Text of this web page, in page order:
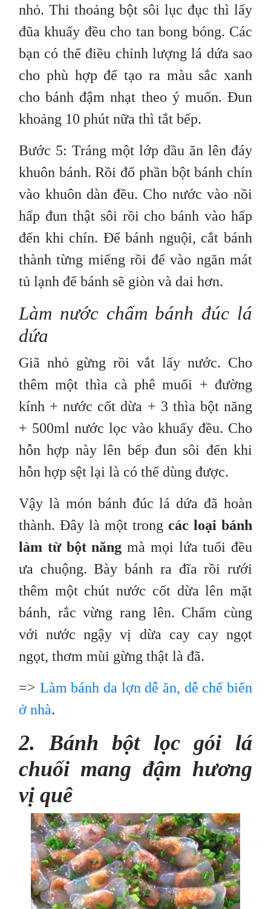
nhỏ. Thi thoảng bột sôi lục đục thì lấy
đũa khuấy đều cho tan bong bóng. Các
bạn có thể điều chỉnh lượng lá dứa sao
cho phù hợp để tạo ra màu sắc xanh
cho bánh đậm nhạt theo ý muốn. Đun
khoảng 10 phút nữa thì tắt bếp.
Bước 5: Tráng một lớp dầu ăn lên đáy
khuôn bánh. Rồi đổ phần bột bánh chín
vào khuôn dàn đều. Cho nước vào nồi
hấp đun thật sôi rồi cho bánh vào hấp
đến khi chín. Để bánh nguội, cắt bánh
thành từng miếng rồi để vào ngăn mát
tủ lạnh để bánh sẽ giòn và dai hơn.
Làm nước chấm bánh đúc lá
dứa
Giã nhỏ gừng rồi vắt lấy nước. Cho
thêm một thìa cà phê muối + đường
kính + nước cốt dừa + 3 thìa bột năng
+ 500ml nước lọc vào khuấy đều. Cho
hỗn hợp này lên bếp đun sôi đến khi
hỗn hợp sệt lại là có thể dùng được.
Vậy là món bánh đúc lá dứa đã hoàn
thành. Đây là một trong các loại bánh
làm từ bột năng mà mọi lứa tuổi đều
ưa chuộng. Bày bánh ra đĩa rồi rưới
thêm một chút nước cốt dừa lên mặt
bánh, rắc vừng rang lên. Chấm cùng
với nước ngậy vị dừa cay cay ngọt
ngọt, thơm mùi gừng thật là đã.
=> Làm bánh da lợn dễ ăn, dễ chế biến
ở nhà.
2. Bánh bột lọc gói lá
chuối mang đậm hương
vị quê